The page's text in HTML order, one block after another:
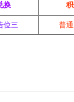
换
位三 普